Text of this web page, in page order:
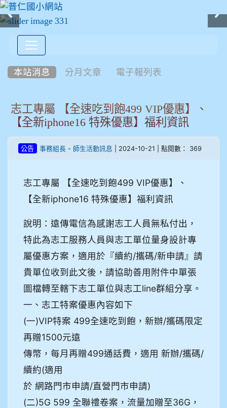
本站消息 分月文章 電子報列表
志工專屬 【全速吃到飽499 VIP優惠】、
【全新iphone16 特殊優惠】福利資訊
公告 事務組長 - 師生活動訊息 | 2024-10-21 | 點閱數： 369
志工專屬 【全速吃到飽499 VIP優惠】、
【全新iphone16 特殊優惠】福利資訊
說明：遠傳電信為感謝志工人員無私付出，
特此為志工服務人員與志工單位量身設計專
屬優惠方案，適用於『續約/攜碼/新申請』請
貴單位收到此文後，請協助善用附件中單張
圖檔轉至轄下志工單位與志工line群組分享。
一、志工特案優惠內容如下
(一)VIP特案 499全速吃到飽，新辦/攜碼限定
再贈1500元遠
傳幣，每月再贈499通話費，適用 新辦/攜碼/
續約(適用
於 網路門市申請/直營門市申請)
(二)5G 599 全聯禮卷案，流量加贈至36G，